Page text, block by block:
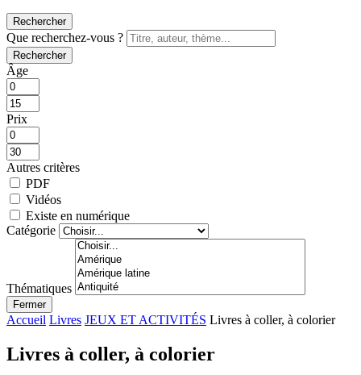
Rechercher
Que recherchez-vous ?
Rechercher
Âge
Prix
Autres critères
PDF
Vidéos
Existe en numérique
Catégorie
Thématiques
Fermer
Accueil Livres JEUX ET ACTIVITÉS Livres à coller, à colorier
Livres à coller, à colorier